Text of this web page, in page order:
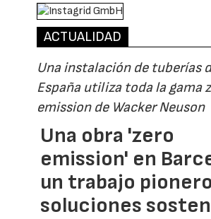
ACTUALIDAD
Una instalación de tuberías
España utiliza toda la gama
emission de Wacker Neuson
Una obra 'zero
emission' en
un trabajo
soluciones